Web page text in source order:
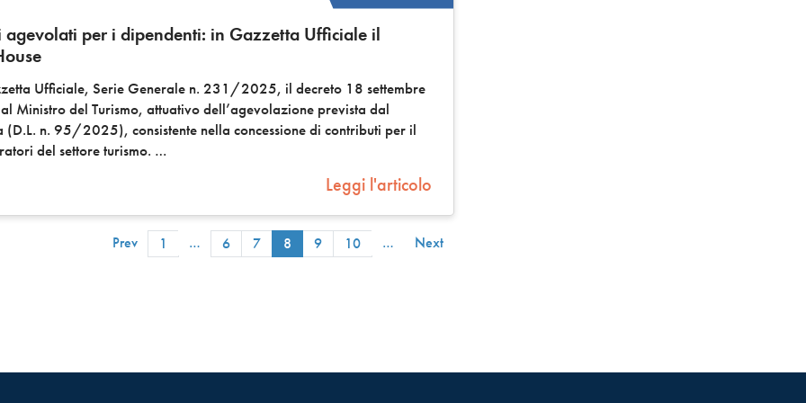
agevolati per i dipendenti: in Gazzetta Ufficiale il
Ufficiale, Serie Generale n. 231/2025, il decreto 18 settembre
Ministro del Turismo, attuativo dell’agevolazione prevista dal
(D.L. n. 95/2025), consistente nella concessione di contributi per il
del settore turismo.
Leggi l'articolo
Prev 1 … 6 7 8 9 10 … Next